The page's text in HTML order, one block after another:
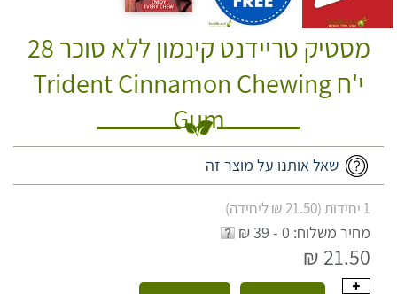
מסטיק טריידנט קינמון ללא סוכר 28
י'ח Trident Cinnamon Chewing
Gum
שאל אותנו על מוצר זה
1 יחידות (21.50 ₪ ליחידה)
מחיר משלוח: 0 - 39 ₪
21.50 ₪